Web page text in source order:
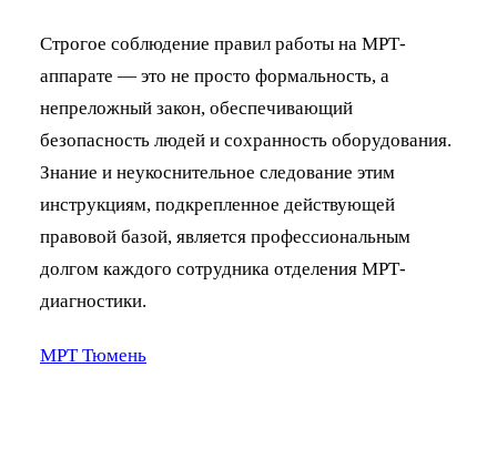
Строгое соблюдение правил работы на МРТ-
аппарате — это не просто формальность, а
непреложный закон, обеспечивающий
безопасность людей и сохранность оборудования.
Знание и неукоснительное следование этим
инструкциям, подкрепленное действующей
правовой базой, является профессиональным
долгом каждого сотрудника отделения МРТ-
диагностики.
МРТ Тюмень